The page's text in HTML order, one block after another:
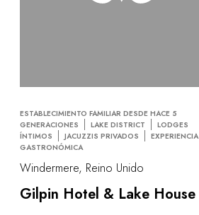
ESTABLECIMIENTO FAMILIAR DESDE HACE 5
GENERACIONES
LAKE DISTRICT
LODGES
ÍNTIMOS
JACUZZIS PRIVADOS
EXPERIENCIA
GASTRONÓMICA
Windermere, Reino Unido
Gilpin Hotel & Lake House